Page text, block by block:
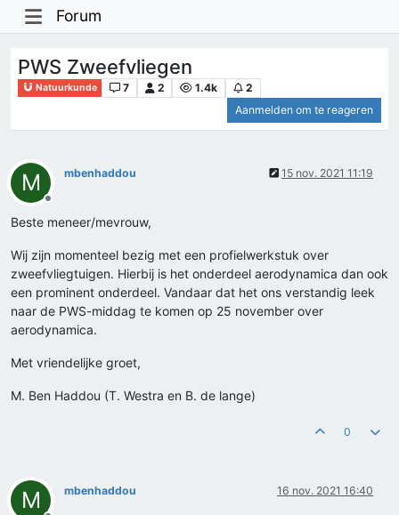
Forum
PWS Zweefvliegen
Natuurkunde 7 2 1.4k
2
Aanmelden om te reageren
M
Offline
mbenhaddou 15 nov. 2021 11:19
Beste meneer/mevrouw,
Wij zijn momenteel bezig met een profielwerkstuk over
zweefvliegtuigen. Hierbij is het onderdeel aerodynamica dan ook
een prominent onderdeel. Vandaar dat het ons verstandig leek
naar de PWS-middag te komen op 25 november over
aerodynamica.
Met vriendelijke groet,
M. Ben Haddou (T. Westra en B. de lange)
0
M mbenhaddou 16 nov. 2021 16:40